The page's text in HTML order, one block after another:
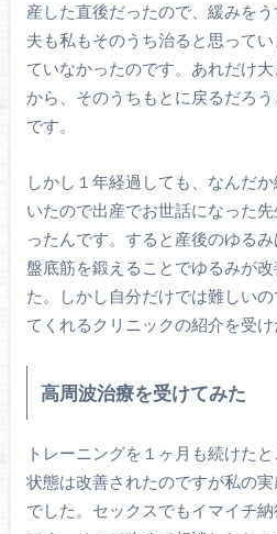
産した直後だったので、緩みを
夫も私もそのうち治ると思って
ていなかったのです。あれだけ
から、そのうちもとに戻るだろ
です。
しかし１年経過しても、なんだ
いたので出産でお世話になった
ったんです。すると産後のゆる
盤底筋を鍛えることでゆるみが
た。しかし自分だけでは難しい
てくれるクリニックの紹介を受け
高周波治療を受けてみた
トレーニングを１ヶ月も続けた
状態は改善されたのですが私の
でした。セックスでもイマイチ